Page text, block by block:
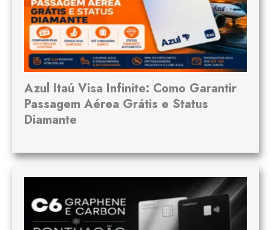
Azul Itaú Visa Infinite: Como Garantir
Passagem Aérea Grátis e Status
Diamante